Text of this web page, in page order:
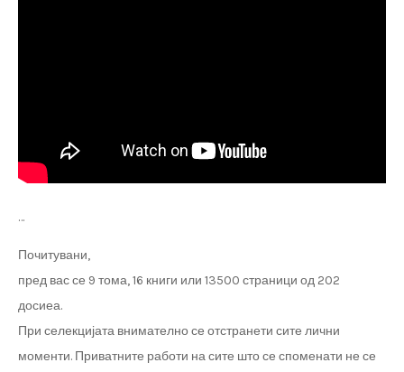
…
Почитувани,
пред вас се 9 тома, 16 книги или 13500 страници од 202
досиеа.
При селекцијата внимателно се отстранети сите лични
моменти. Приватните работи на сите што се споменати не се